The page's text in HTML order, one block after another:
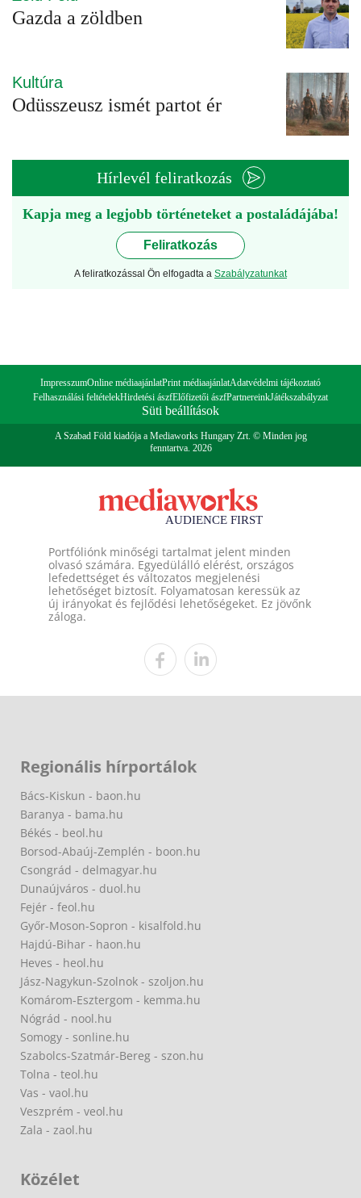
Gazda a zöldben
Kultúra
Odüsszeusz ismét partot ér
Hírlevél feliratkozás
Kapja meg a legjobb történeteket a postaládájába!
Feliratkozás
A feliratkozással Ön elfogadta a Szabályzatunkat
ImpresszumOnline médiaajánlatPrint médiaajánlatAdatvédelmi tájékoztató
Felhasználási feltételekHirdetési ászfElőfizetői ászfPartnereinkJátékszabályzat
Süti beállítások
A Szabad Föld kiadója a Mediaworks Hungary Zrt. © Minden jog
fenntartva. 2026
Portfóliónk minőségi tartalmat jelent minden
olvasó számára. Egyedülálló elérést, országos
lefedettséget és változatos megjelenési
lehetőséget biztosít. Folyamatosan keressük az
új irányokat és fejlődési lehetőségeket. Ez jövőnk
záloga.
Regionális hírportálok
Bács-Kiskun - baon.hu
Baranya - bama.hu
Békés - beol.hu
Borsod-Abaúj-Zemplén - boon.hu
Csongrád - delmagyar.hu
Dunaújváros - duol.hu
Fejér - feol.hu
Győr-Moson-Sopron - kisalfold.hu
Hajdú-Bihar - haon.hu
Heves - heol.hu
Jász-Nagykun-Szolnok - szoljon.hu
Komárom-Esztergom - kemma.hu
Nógrád - nool.hu
Somogy - sonline.hu
Szabolcs-Szatmár-Bereg - szon.hu
Tolna - teol.hu
Vas - vaol.hu
Veszprém - veol.hu
Zala - zaol.hu
Közélet